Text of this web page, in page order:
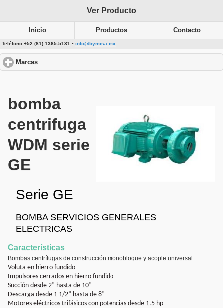
Ver Producto
Inicio Productos Contacto
Teléfono +52 (81) 1365-5131 • info@bymisa.mx
Marcas
bomba
centrifuga
WDM serie
GE
Serie GE
BOMBA SERVICIOS GENERALES
ELECTRICAS
Características
Bombas centrífugas de construcción monobloque y acople universal
Voluta en hierro fundido
Impulsores cerrados en hierro fundido
Succión desde 2” hasta de 10”
Descarga desde 1 1/2” hasta de 8”
Motores eléctricos trifásicos con potencias desde 1.5 hp